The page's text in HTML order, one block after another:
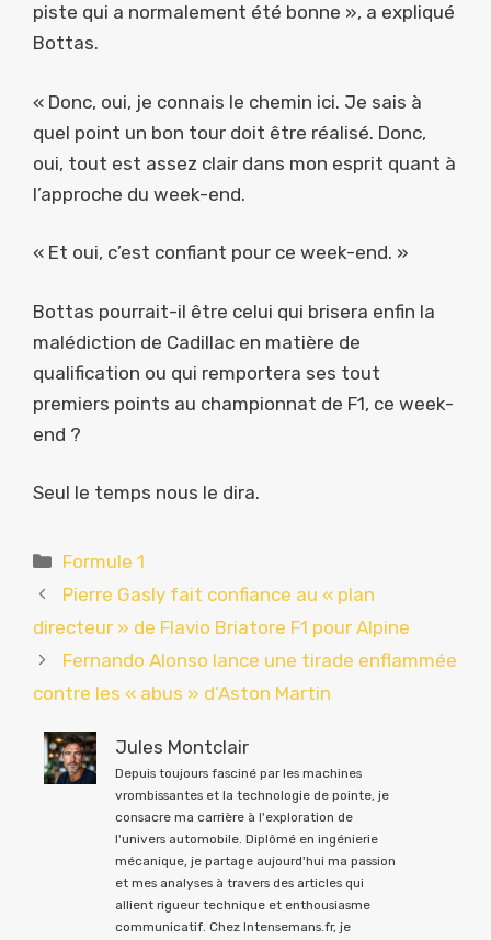
piste qui a normalement été bonne », a expliqué
Bottas.
« Donc, oui, je connais le chemin ici. Je sais à
quel point un bon tour doit être réalisé. Donc,
oui, tout est assez clair dans mon esprit quant à
l’approche du week-end.
« Et oui, c’est confiant pour ce week-end. »
Bottas pourrait-il être celui qui brisera enfin la
malédiction de Cadillac en matière de
qualification ou qui remportera ses tout
premiers points au championnat de F1, ce week-
end ?
Seul le temps nous le dira.
Catégories
Formule 1
Pierre Gasly fait confiance au « plan
directeur » de Flavio Briatore F1 pour Alpine
Fernando Alonso lance une tirade enflammée
contre les « abus » d’Aston Martin
Jules Montclair
Depuis toujours fasciné par les machines
vrombissantes et la technologie de pointe, je
consacre ma carrière à l'exploration de
l'univers automobile. Diplômé en ingénierie
mécanique, je partage aujourd'hui ma passion
et mes analyses à travers des articles qui
allient rigueur technique et enthousiasme
communicatif. Chez Intensemans.fr, je